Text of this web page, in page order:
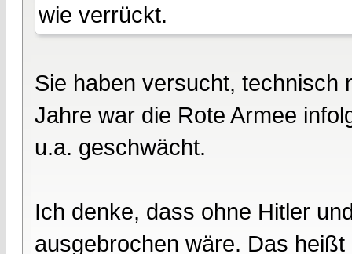
wie verrückt.
Sie haben versucht, technisch
Jahre war die Rote Armee
u.a. geschwächt.
Ich denke, dass ohne Hitler
ausgebrochen wäre. Das